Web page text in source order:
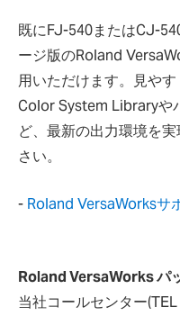
既にFJ-540またはCJ-
ージ版のRoland
用いただけます。見や
Color System Libraryや
ど、最新の出力環境を
さい。
- Roland VersaWorksサ
Roland VersaWorks パ
当社コールセンター